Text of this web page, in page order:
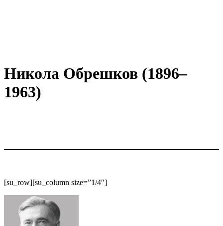
Никола Обрешков (1896–
1963)
[su_row][su_column size=”1/4″]